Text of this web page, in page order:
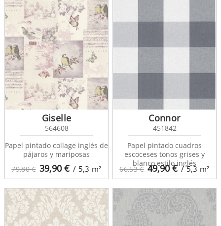
Portfolio 97910
79,80 € 39,90€ / 5,3 m²
Giselle
564608
Papel pintado collage inglés de
pájaros y mariposas
66,53 € 49,90€ / 5,3 m²
Connor
451842
Papel pintado cuadros
escoceses tonos grises y
blanco estilo inglés